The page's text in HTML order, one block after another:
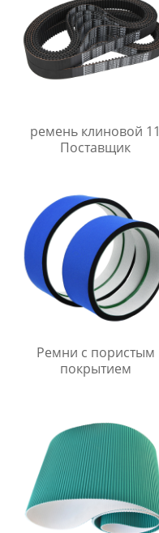
ремень клиновой 11
Поставщик
Ремни с пористым
покрытием